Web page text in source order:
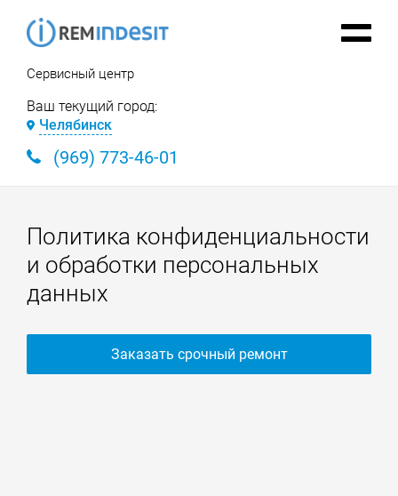
Сервисный центр
Ваш текущий город:
Челябинск
(969) 773-46-01
Политика конфиденциальности
и обработки персональных
данных
Заказать срочный ремонт